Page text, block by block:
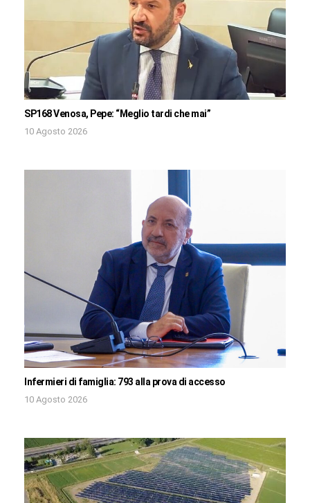
SP168 Venosa, Pepe: “Meglio tardi che mai”
10 Agosto 2026
Infermieri di famiglia: 793 alla prova di accesso
10 Agosto 2026